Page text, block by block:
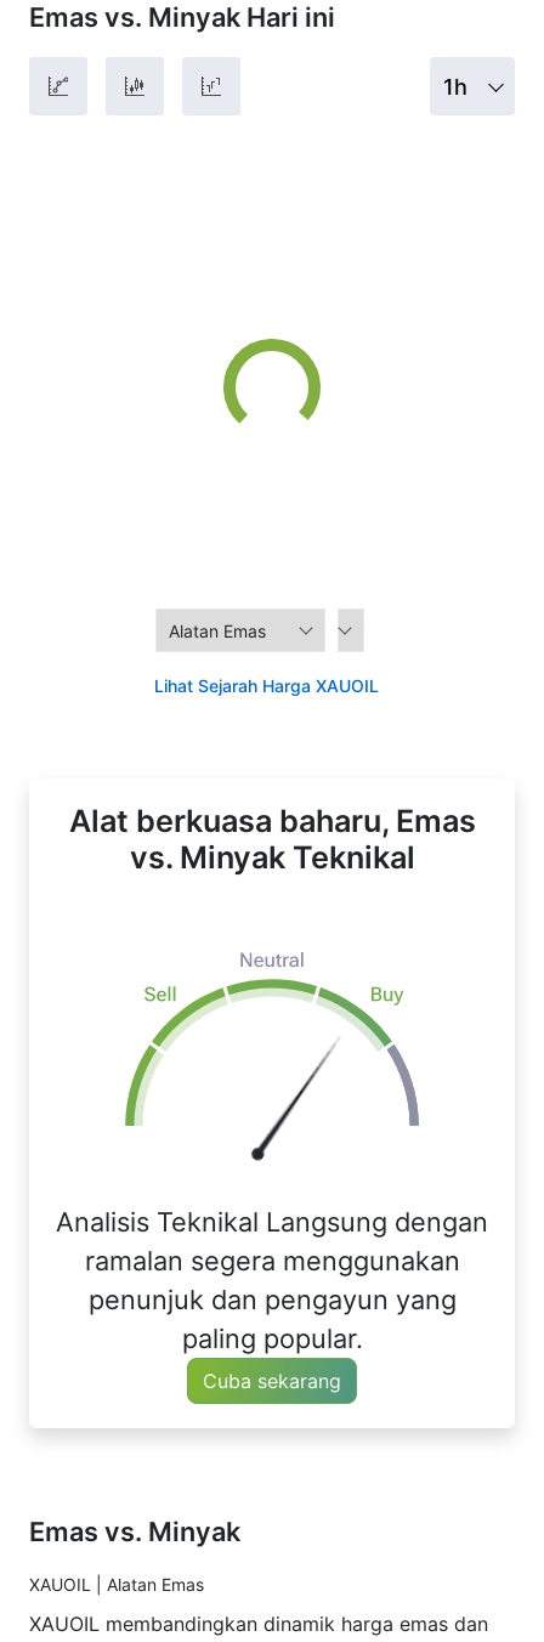
Emas vs. Minyak Hari ini
1h
Lihat Sejarah Harga XAUOIL
Alat berkuasa baharu, Emas
vs. Minyak Teknikal
Analisis Teknikal Langsung dengan
ramalan segera menggunakan
penunjuk dan pengayun yang
paling popular.
Cuba sekarang
Emas vs. Minyak
XAUOIL | Alatan Emas
XAUOIL membandingkan dinamik harga emas dan